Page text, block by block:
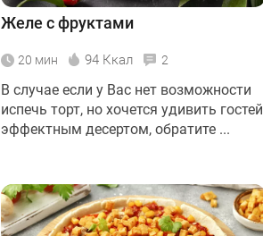
Желе с фруктами
20 мин 94 Ккал 2
В случае если у Вас нет возможности
испечь торт, но хочется удивить гостей
эффектным десертом, обратите ...